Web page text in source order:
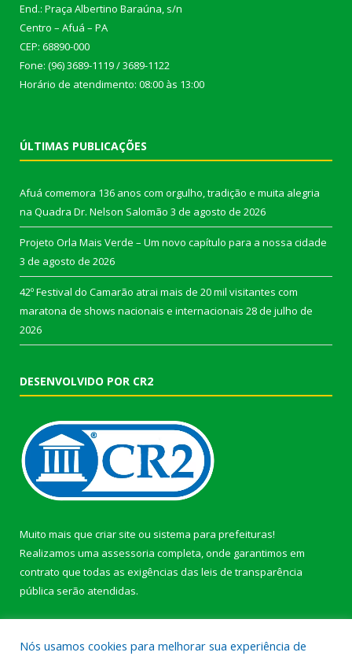
End.: Praça Albertino Baraúna, s/n
Centro – Afuá – PA
CEP: 68890-000
Fone: (96) 3689-1119 / 3689-1122
Horário de atendimento: 08:00 às 13:00
ÚLTIMAS PUBLICAÇÕES
Afuá comemora 136 anos com orgulho, tradição e muita alegria
na Quadra Dr. Nelson Salomão 3 de agosto de 2026
Projeto Orla Mais Verde – Um novo capítulo para a nossa cidade
3 de agosto de 2026
42º Festival do Camarão atrai mais de 20 mil visitantes com
maratona de shows nacionais e internacionais 28 de julho de
2026
DESENVOLVIDO POR CR2
Muito mais que criar site ou sistema para prefeituras!
Realizamos uma assessoria completa, onde garantimos em
contrato que todas as exigências das leis de transparência
pública serão atendidas.
Nós usamos cookies para melhorar sua experiência de